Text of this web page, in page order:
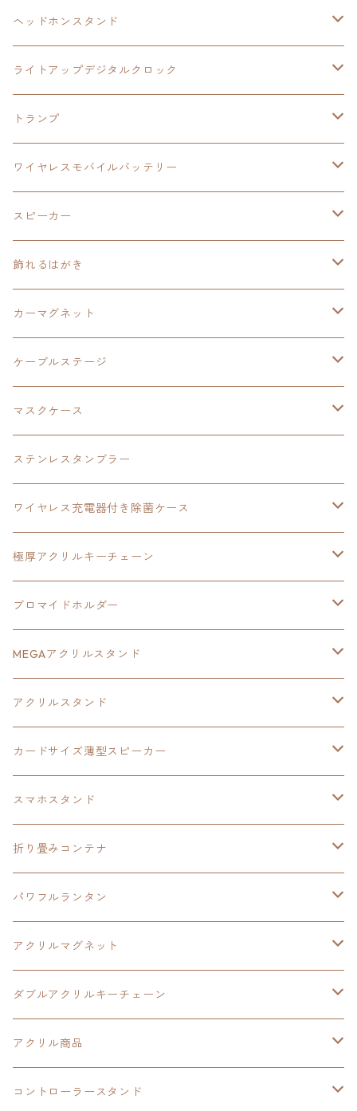
置くだけスピーカー
飾れるはがき
モバイルバッテリー
オーロラアクリルスタンド
碧の軌跡：改
創の軌跡
ケーブルステージ
イラストフレームクロック
ダブルアクリルキーチェーン
40周年記念
黎の軌跡
3in1充電ケーブル
カードサイズスピーカー
黎の軌跡Ⅱ
イースⅩ
東亰ザナドゥeX+
極厚アクリルキーチェーン
オーロラアクリルスタンド
イースvs空の軌跡
軌跡シリーズ20周年
界の軌跡
アクリルマグネット
ヘッドホンスタンド
空の軌跡1st
イース
亰都ザナドゥ
王冠クリップ
閃の軌跡Ⅲ
ソーラーパネル
LEDライト付き
閃の軌跡Ⅳ
イースⅨ
イースⅨ
零の軌跡：改
碧の軌跡：改
創の軌跡
黎の軌跡
黎の軌跡Ⅱ
空の軌跡1st
界の軌跡
サンリオ
ワンピース
今日から俺は！！
ゴジラ
手塚治虫
ウルトラマン
タツノコプロ
ドラえもん
ヘッドホンスタンド
閃の軌跡Ⅳ
イースⅨ
零の軌跡：改
碧の軌跡：改
創の軌跡
黎の軌跡
黎の軌跡Ⅱ
界の軌跡
ライトアップデジタルクロック
閃の軌跡Ⅳ
イースⅨ
零の軌跡：改
碧の軌跡：改
創の軌跡
トランプ
日本ファルコム
ワイヤレスモバイルバッテリー
イースⅨ
閃の軌跡
閃の軌跡Ⅳ
零の軌跡：改
碧の軌跡：改
創の軌跡
40周年記念
スピーカー
置くだけスピーカー
碧の軌跡：改
創の軌跡
バイブレーションスピーカー
軌跡シリーズ15周年
創の軌跡
飾れるはがき
閃の軌跡Ⅳ
イースⅨ
創の軌跡
カーマグネット
軌跡シリーズ
ケーブルステージ
閃の軌跡Ⅲ
創の軌跡
マスクケース
創の軌跡
ステンレスタンブラー
ワイヤレス充電器付き除菌ケース
創の軌跡
イース
極厚アクリルキーチェーン
日本ファルコム40周年記念イラスト
黎の軌跡
イースⅧ
創の軌跡
HOT-SHOT
イースⅨ
閃の軌跡Ⅳ
黎の軌跡Ⅱ
碧の軌跡：改
閃の軌跡Ⅲ
ブロマイドホルダー
40周年記念
黎の軌跡
黎の軌跡Ⅱ
イースⅧ
軌跡シリーズ20周年記念
MEGAアクリルスタンド
黎の軌跡
アクリルスタンド
オーロラ
カードサイズ薄型スピーカー
黎の軌跡
40周年記念
スマホスタンド
ワイヤレス充電スマホスタンド
黎の軌跡
折り畳みコンテナ
黎の軌跡Ⅱ
イースⅧ
イースⅩ
創の軌跡
パワフルランタン
創の軌跡
アクリルマグネット
創の軌跡
界の軌跡
ダブルアクリルキーチェーン
創の軌跡
アクリル商品
LEDアクリルカード
コントローラースタンド